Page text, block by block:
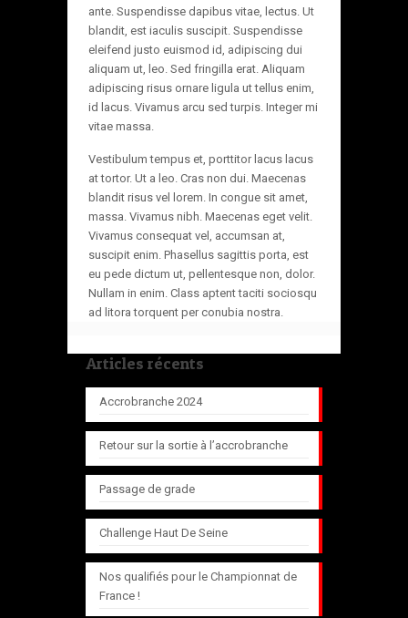
ante. Suspendisse dapibus vitae, lectus. Ut
blandit, est iaculis suscipit. Suspendisse
eleifend justo euismod id, adipiscing dui
aliquam ut, leo. Sed fringilla erat. Aliquam
adipiscing risus ornare ligula ut tellus enim,
id lacus. Vivamus arcu sed turpis. Integer mi
vitae massa.
Vestibulum tempus et, porttitor lacus lacus
at tortor. Ut a leo. Cras non dui. Maecenas
blandit risus vel lorem. In congue sit amet,
massa. Vivamus nibh. Maecenas eget velit.
Vivamus consequat vel, accumsan at,
suscipit enim. Phasellus sagittis porta, est
eu pede dictum ut, pellentesque non, dolor.
Nullam in enim. Class aptent taciti sociosqu
ad litora torquent per conubia nostra.
Articles récents
Accrobranche 2024
Retour sur la sortie à l’accrobranche
Passage de grade
Challenge Haut De Seine
Nos qualifiés pour le Championnat de
France !